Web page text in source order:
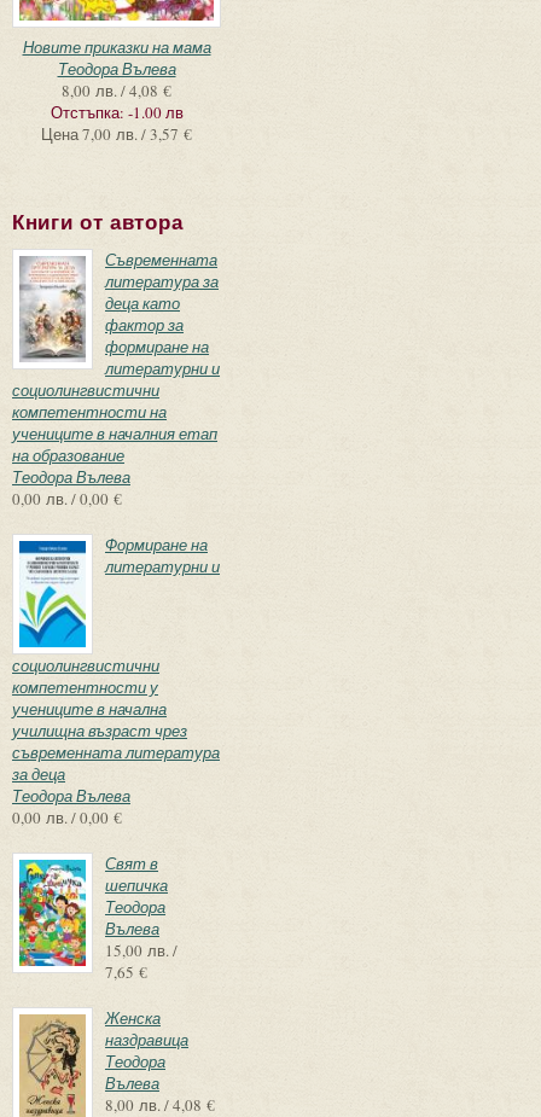
Новите приказки на мама
Теодора Вълева
8,00 лв. / 4,08 €
Отстъпка: -1.00 лв
Цена7,00 лв. / 3,57 €
Книги от автора
Съвременната
литература за
деца като
фактор за
формиране на
литературни и
социолингвистични
компетентности на
учениците в началния етап
на образование
Теодора Вълева
0,00 лв. / 0,00 €
Формиране на
литературни и
социолингвистични
компетентности у
учениците в начална
училищна възраст чрез
съвременната литература
за деца
Теодора Вълева
0,00 лв. / 0,00 €
Свят в
шепичка
Теодора
Вълева
15,00 лв. /
7,65 €
Женска
наздравица
Теодора
Вълева
8,00 лв. / 4,08 €